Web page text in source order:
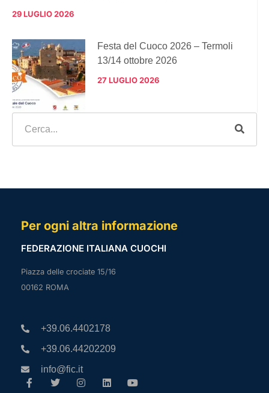
29 LUGLIO 2026
Festa del Cuoco 2026 – Termoli
13/14 ottobre 2026
27 LUGLIO 2026
Per ogni altra informazione
FEDERAZIONE ITALIANA CUOCHI
Piazza delle crociate 15/16
00162 ROMA
+39.06.4402178
+39.06.44202209
info@fic.it